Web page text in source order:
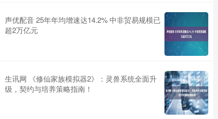
声优配音 25年年均增速达14.2% 中非贸易规模已
超2万亿元
生讯网 《修仙家族模拟器2》：灵兽系统全面升
级，契约与培养策略指南！